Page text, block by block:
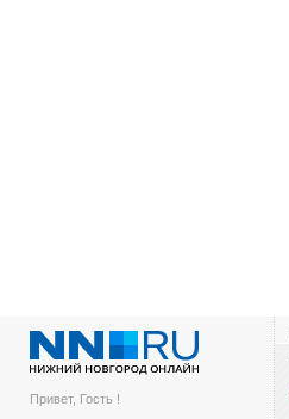
Привет, Гость !